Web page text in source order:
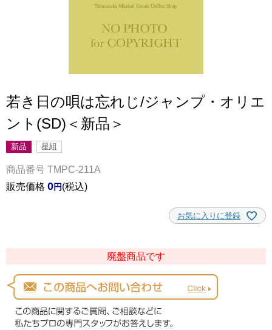
若き日の唄は忘れじ/ジャンプ・オリエ
ント(SD)＜新品＞
新品 星組
商品番号 TMPC-211A
販売価格 0 税込
お気に入りに登録
廃盤商品です